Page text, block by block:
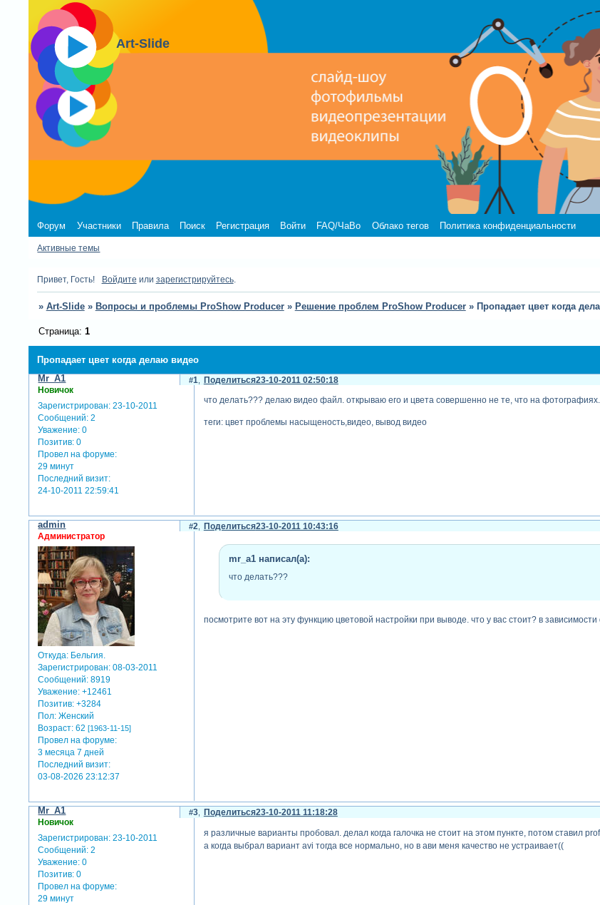
Art-Slide
Форум Участники Правила Поиск Регистрация Войти FAQ/ЧаВо Облако тегов Политика конфиденциальности
Активные темы
Привет, Гость! Войдите или зарегистрируйтесь.
» Art-Slide » Вопросы и проблемы ProShow Producer » Решение проблем ProShow Producer » Пропадает цвет когда
Пропадает цвет когда делаю видео
Страница: 1
Поделиться
1 23-10-2011 02:50:18
Mr_A1
Новичок
Зарегистрирован: 23-10-2011
Сообщений: 2
Уважение: 0
Позитив: 0
Провел на форуме:
29 минут
Последний визит:
24-10-2011 22:59:41
что делать??? делаю видео файл. открываю его и цвета совершенно не те, что на
теги: цвет проблемы насыщеность,видео, вывод видео
Поделиться
2 23-10-2011 10:43:16
admin
Администратор
Откуда: Бельгия.
Зарегистрирован: 08-03-2011
Сообщений: 8919
Уважение: +12461
Позитив: +3284
Пол: Женский
Возраст: 62[1963-11-15]
Провел на форуме:
3 месяца 7 дней
Последний визит:
03-08-2026 23:12:37
mr_a1 написал(а):
что делать???
посмотрите вот на эту функцию цветовой настройки при выводе. что у вас стоит? в
Поделиться
3 23-10-2011 11:18:28
Mr_A1
Новичок
Зарегистрирован: 23-10-2011
Сообщений: 2
Уважение: 0
Позитив: 0
Провел на форуме:
29 минут
я различные варианты пробовал. делал когда галочка не стоит на этом пункте, потом ставил
а когда выбрал вариант avi тогда все нормально, но в ави меня качество не устраивает((